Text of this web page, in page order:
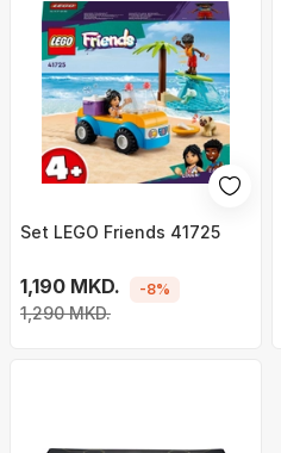
Set LEGO Friends 41725
1,190 MKD.
1,290 MKD.
-8%